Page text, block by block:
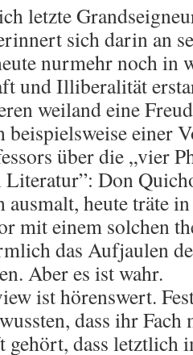
letzte
sich darin an
nurmehr noch in
und Illiberalität
weiland eine
beispielsweise einer
über die „vier
Literatur”: Don
ausmalt, heute träte
mit einem solchen
das Aufjaulen
Aber es ist wahr.
ist hörenswert.
dass ihr
gehört, dass letztlich